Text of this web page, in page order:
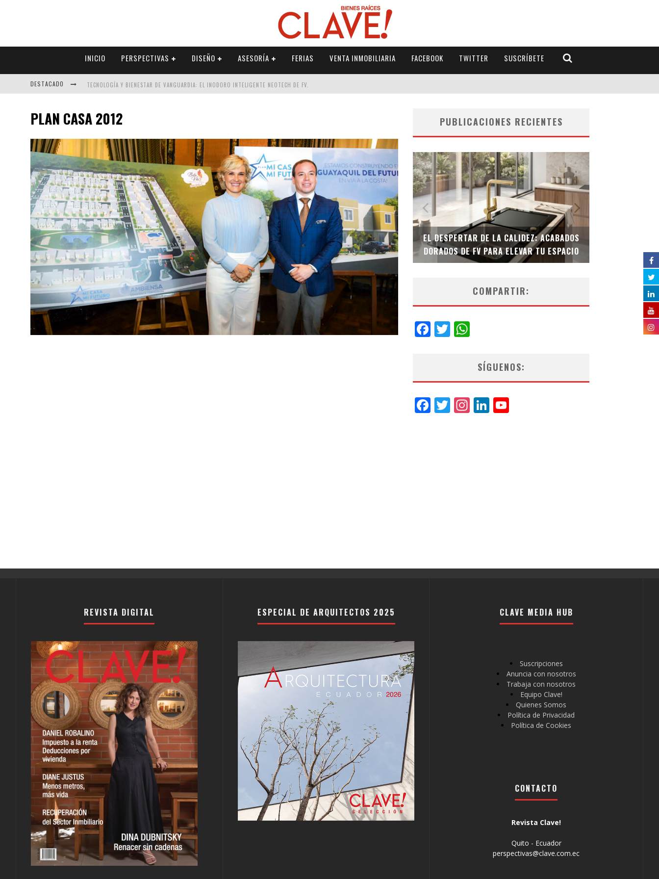
INICIO PERSPECTIVAS DISEÑO ASESORÍA FERIAS VENTA INMOBILIARIA FACEBOOK TWITTER SUSCRÍBETE
DESTACADO TECNOLOGÍA Y BIENESTAR DE VANGUARDIA: EL INODORO INTELIGENTE NEOTECH DE FV.
ALEXANDRA BEDOYA – LA CONSTANCIA DETRÁS DE LA PALETERÍA
EL DESPERTAR DE LA CALIDEZ: ACABADOS DORADOS DE FV PARA ELEVAR TU ESPACIO
PLAN CASA 2012 PUBLICACIONES RECIENTES
SAINT-GOBAIN IMPTEK – XI CONVENCIÓN
INTERNACIONAL
EL DESPERTAR DE LA CALIDEZ: ACABADOS
DORADOS DE FV PARA ELEVAR TU ESPACIO
EL INODORO
COMPARTIR:
Facebook
Twitter
SÍGUENOS:
Facebook
Twitter
Instagram
LinkedIn
REVISTA DIGITAL ESPECIAL DE ARQUITECTOS 2025 CLAVE MEDIA HUB
Suscripciones
Anuncia con nosotros
Trabaja con nosotros
Equipo Clave!
Quienes Somos
Política de Privacidad
Política de Cookies
CONTACTO
Revista Clave!
Quito - Ecuador
perspectivas@clave.com.ec